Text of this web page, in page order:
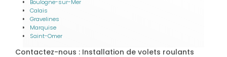
Boulogne-sur-Mer
Calais
Gravelines
Marquise
Saint-Omer
Contactez-nous : Installation de volets roulants